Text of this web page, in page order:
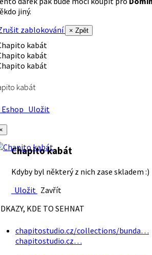
jiný.
zablokování
× Zpět
kabát
Uložit
Chapito kabát
Kdyby byl některý z nich zase skladem :)
Uložit Zavřít
KDE TO SEHNAT
chapitostudio.cz/collections/bunda…
chapitostudio.cz…